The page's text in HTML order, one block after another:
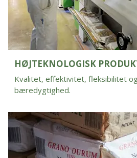
HØJTEKNOLOGISK
Kvalitet, effektivitet, fleksibilitet
bæredygtighed.